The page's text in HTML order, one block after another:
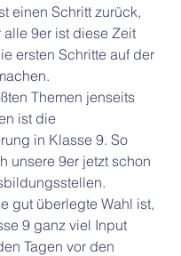
einen Schritt zurück,
alle 9er ist diese Zeit
ersten Schritte auf der
Themen jenseits
ist die
in Klasse 9. So
unsere 9er jetzt schon
gut überlegte Wahl ist,
9 ganz viel Input
Tagen vor den